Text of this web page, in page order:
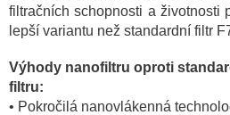
filtračních schopnosti a životnosti
lepší variantu než standardní filtr
Výhody nanofiltru oproti
filtru:
• Pokročilá nanovlákenná